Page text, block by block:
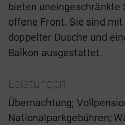
bieten uneingeschränkte
offene Front. Sie sind
doppelter Dusche und
Balkon ausgestattet.
Leistungen
Übernachtung;
Nationalparkgebühren;